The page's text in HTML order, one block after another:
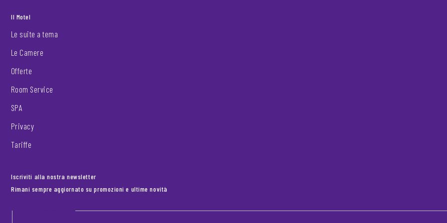
Il Motel
Le suite a tema
Le Camere
Offerte
Room Service
SPA
Privacy
Tariffe
Iscriviti alla nostra newsletter
Rimani sempre aggiornato su promozioni e ultime novità
Footer newsletter